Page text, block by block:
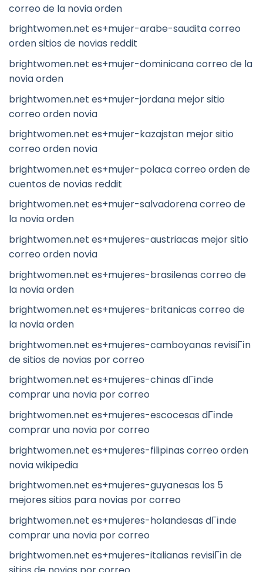
correo de la novia orden
brightwomen.net es+mujer-arabe-saudita correo
orden sitios de novias reddit
brightwomen.net es+mujer-dominicana correo de la
novia orden
brightwomen.net es+mujer-jordana mejor sitio
correo orden novia
brightwomen.net es+mujer-kazajstan mejor sitio
correo orden novia
brightwomen.net es+mujer-polaca correo orden de
cuentos de novias reddit
brightwomen.net es+mujer-salvadorena correo de
la novia orden
brightwomen.net es+mujeres-austriacas mejor sitio
correo orden novia
brightwomen.net es+mujeres-brasilenas correo de
la novia orden
brightwomen.net es+mujeres-britanicas correo de
la novia orden
brightwomen.net es+mujeres-camboyanas revisiГіn
de sitios de novias por correo
brightwomen.net es+mujeres-chinas dГіnde
comprar una novia por correo
brightwomen.net es+mujeres-escocesas dГіnde
comprar una novia por correo
brightwomen.net es+mujeres-filipinas correo orden
novia wikipedia
brightwomen.net es+mujeres-guyanesas los 5
mejores sitios para novias por correo
brightwomen.net es+mujeres-holandesas dГіnde
comprar una novia por correo
brightwomen.net es+mujeres-italianas revisiГіn de